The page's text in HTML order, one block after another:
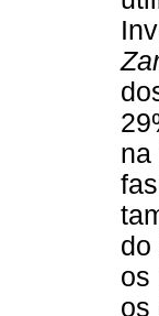
na
do
os
os